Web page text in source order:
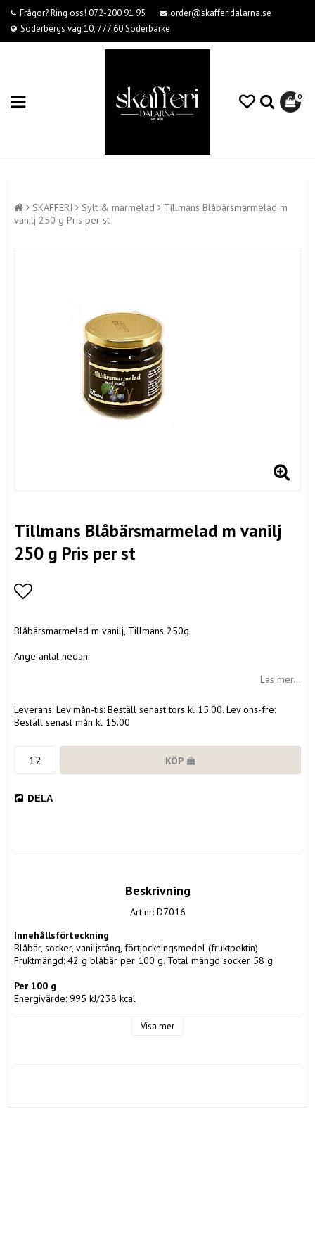
Frågor? Ring oss! 072-200 91 95
order@skafferidalarna.se
Söderbergs väg 10, 777 60 Söderbärke
0
SKAFFERI Sylt & marmelad
Tillmans Blåbärsmarmelad m
vanilj 250 g Pris per st
Tillmans Blåbärsmarmelad m vanilj
250 g Pris per st
Blåbärsmarmelad m vanilj, Tillmans 250g
Ange antal nedan:
Läs mer...
Leverans: Lev mån-tis: Beställ senast tors kl 15.00. Lev ons-fre:
Beställ senast mån kl 15.00
KÖP
DELA
Beskrivning
Art.nr: D7016
Innehållsförteckning
Blåbär, socker, vaniljstång, förtjockningsmedel (fruktpektin)
Fruktmängd: 42 g blåbär per 100 g. Total mängd socker 58 g
Per 100 g
Energivärde: 995 kJ/238 kcal
Kolhydrater: 57,7 g varav sockerarter 57,7 g
Visa mer